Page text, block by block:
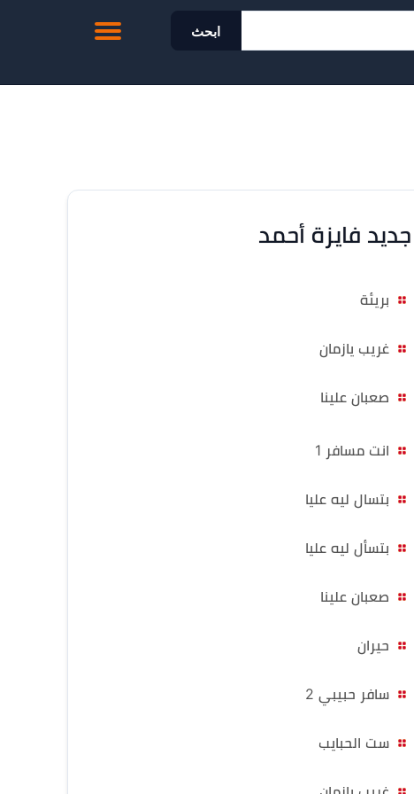
ابحث
جديد فايزة أحمد
بريئة
غريب يازمان
صعبان علينا
انت مسافر 1
بتسال ليه عليا
بتسأل ليه عليا
صعبان علينا
حيران
سافر حبيبي 2
ست الحبايب